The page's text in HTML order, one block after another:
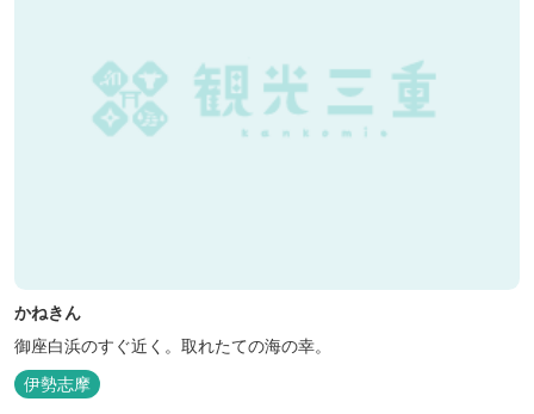
かねきん
御座白浜のすぐ近く。取れたての海の幸。
伊勢志摩